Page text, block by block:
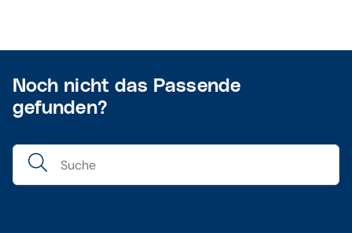
Noch nicht das Passende
gefunden?